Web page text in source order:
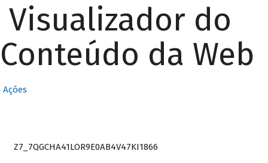
Visualizador do
Conteúdo da Web
Ações
Z7_7QGCHA41LOR9E0AB4V47KI1866